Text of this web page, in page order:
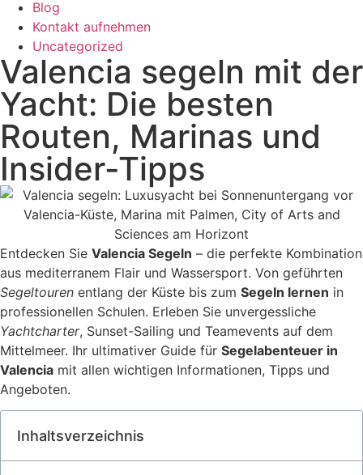
Blog
Kontakt aufnehmen
Uncategorized
Valencia segeln mit der
Yacht: Die besten
Routen, Marinas und
Insider-Tipps
Entdecken Sie Valencia Segeln – die perfekte Kombination
aus mediterranem Flair und Wassersport. Von geführten
Segeltouren entlang der Küste bis zum Segeln lernen in
professionellen Schulen. Erleben Sie unvergessliche
Yachtcharter, Sunset-Sailing und Teamevents auf dem
Mittelmeer. Ihr ultimativer Guide für Segelabenteuer in
Valencia mit allen wichtigen Informationen, Tipps und
Angeboten.
Inhaltsverzeichnis